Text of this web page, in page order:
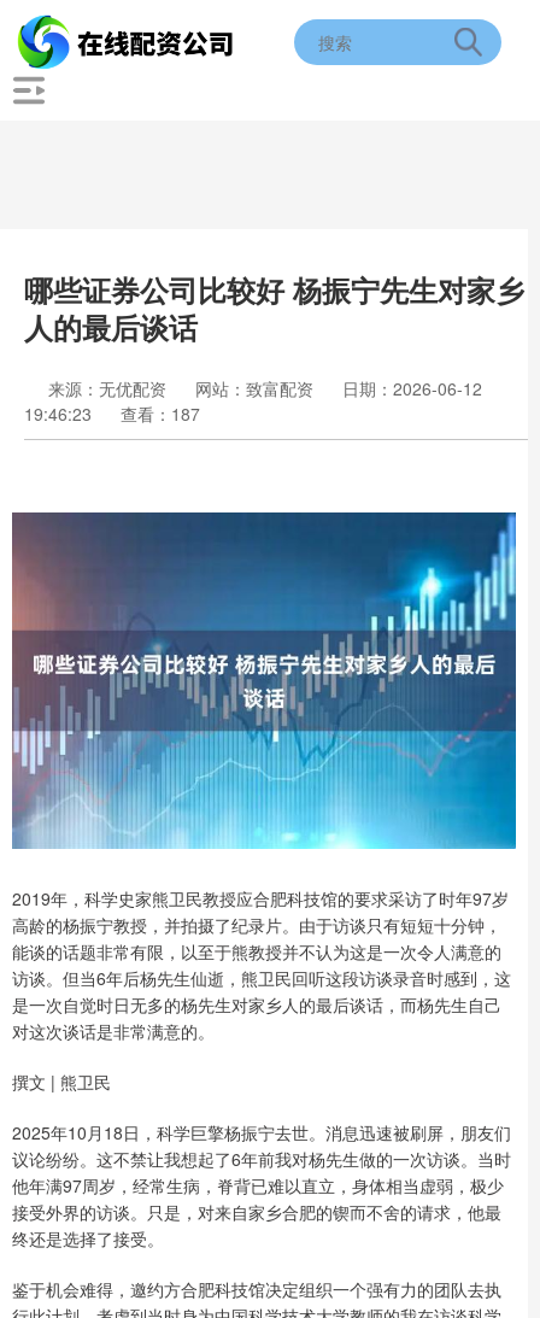
哪些证券公司比较好 杨振宁先生对家乡
人的最后谈话
来源：无优配资 网站：致富配资
日期：2026-06-12
19:46:23
查看：187
2019年，科学史家熊卫民教授应合肥科技馆的要求采访了时年97岁
高龄的杨振宁教授，并拍摄了纪录片。由于访谈只有短短十分钟，
能谈的话题非常有限，以至于熊教授并不认为这是一次令人满意的
访谈。但当6年后杨先生仙逝，熊卫民回听这段访谈录音时感到，这
是一次自觉时日无多的杨先生对家乡人的最后谈话，而杨先生自己
对这次谈话是非常满意的。
撰文 | 熊卫民
2025年10月18日，科学巨擎杨振宁去世。消息迅速被刷屏，朋友们
议论纷纷。这不禁让我想起了6年前我对杨先生做的一次访谈。当时
他年满97周岁，经常生病，脊背已难以直立，身体相当虚弱，极少
接受外界的访谈。只是，对来自家乡合肥的锲而不舍的请求，他最
终还是选择了接受。
鉴于机会难得，邀约方合肥科技馆决定组织一个强有力的团队去执